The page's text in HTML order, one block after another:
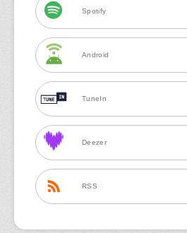
Spotify
Android
TuneIn
Deezer
RSS